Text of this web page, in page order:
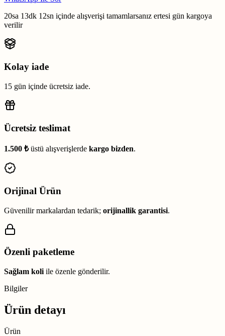
20sa 13dk 11sn içinde alışverişi tamamlarsanız ertesi gün kargoya
verilir
Kolay iade
15 gün içinde ücretsiz iade.
Ücretsiz teslimat
1.500 ₺üstü alışverişlerde kargo bizden.
Orijinal Ürün
Güvenilir markalardan tedarik; orijinallik garantisi.
Özenli paketleme
Sağlam koli ile özenle gönderilir.
Bilgiler
Ürün detayı
Ürün